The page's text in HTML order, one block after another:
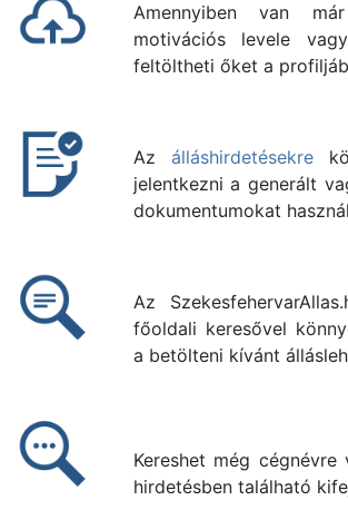
Amennyiben van
motivációs levele
feltöltheti őket a
Az álláshirdetésekre
jelentkezni a generált
dokumentumokat
Az
főoldali keresővel
a betölteni kívánt
Kereshet még
hirdetésben található